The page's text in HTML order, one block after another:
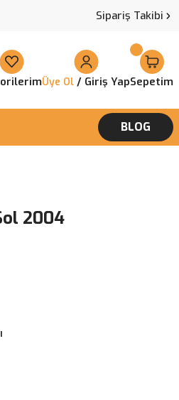
Sipariş Takibi
Üye Ol / Giriş YapSepetim
BLOG
2004